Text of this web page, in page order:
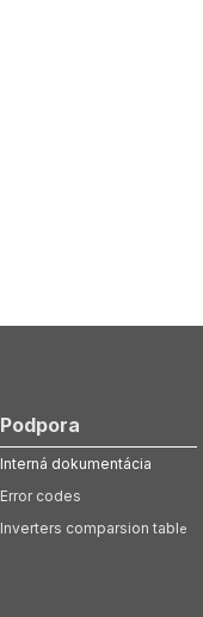
Podpora
Interná dokumentácia
Error codes
Inverters comparsion table